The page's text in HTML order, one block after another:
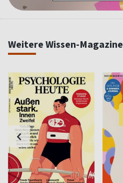
Weitere Wissen-Magazine